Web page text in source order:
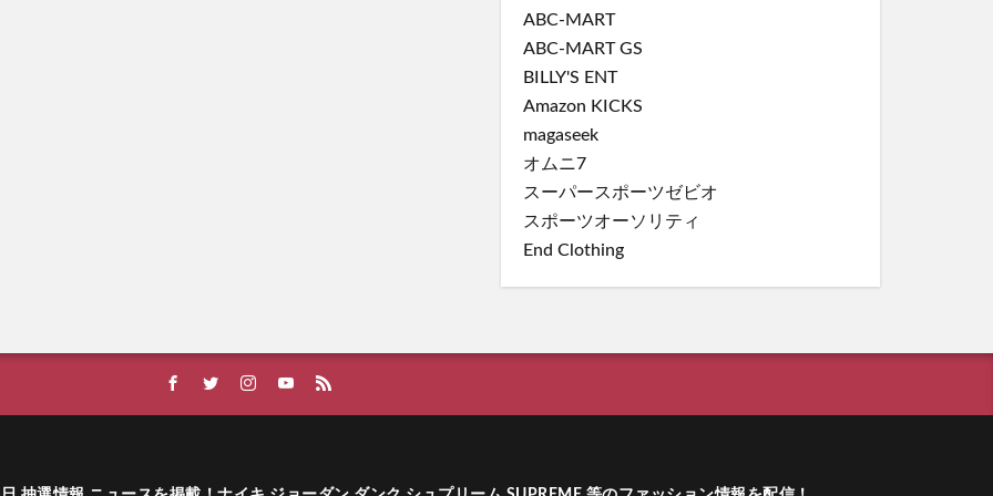
ABC-MART
ABC-MART GS
BILLY'S ENT
Amazon KICKS
magaseek
オムニ7
スーパースポーツゼビオ
スポーツオーソリティ
End Clothing